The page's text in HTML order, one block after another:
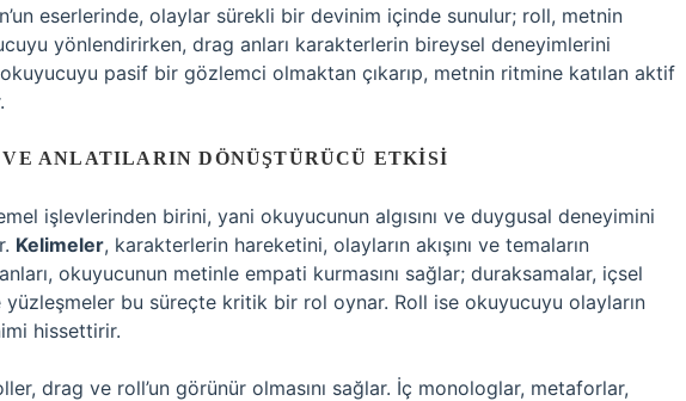
eserlerinde, olaylar sürekli bir devinim içinde sunulur; roll, metnin
yönlendirirken, drag anları karakterlerin bireysel deneyimlerini
pasif bir gözlemci olmaktan çıkarıp, metnin ritmine katılan aktif
ANLATILARIN DÖNÜŞTÜRÜCÜ ETKISI
işlevlerinden birini, yani okuyucunun algısını ve duygusal deneyimini
Kelimeler, karakterlerin hareketini, olayların akışını ve temaların
okuyucunun metinle empati kurmasını sağlar; duraksamalar, içsel
bu süreçte kritik bir rol oynar. Roll ise okuyucuyu olayların
hissettirir.
drag ve roll’un görünür olmasını sağlar. İç monologlar, metaforlar,